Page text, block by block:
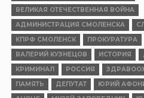
ВЕЛИКАЯ ОТЕЧЕСТВЕННАЯ ВОЙНА
АДМИНИСТРАЦИЯ СМОЛЕНСКА
КПРФ СМОЛЕНСК
ПРОКУРАТУРА
ВАЛЕРИЙ КУЗНЕЦОВ
ИСТОРИЯ
КРИМИНАЛ
РОССИЯ
ПАМЯТЬ
ДЕПУТАТ ЮРИЙ